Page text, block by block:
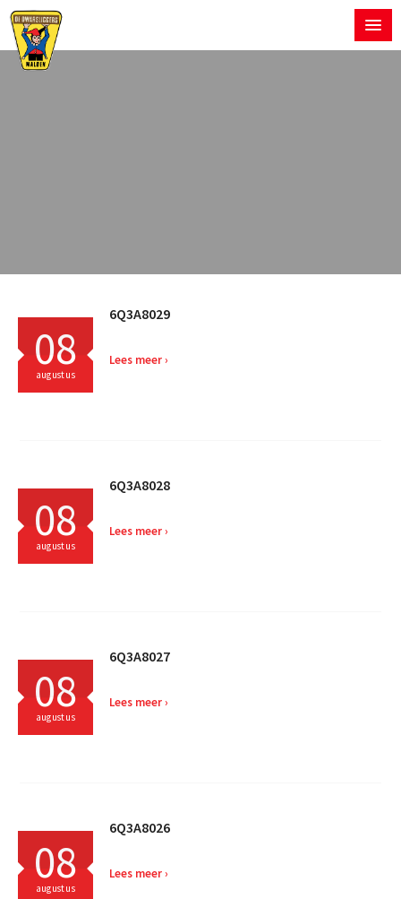
08
augustus
6Q3A8029
Lees meer
08
augustus
6Q3A8028
Lees meer
08
augustus
6Q3A8027
Lees meer
08
augustus
6Q3A8026
Lees meer